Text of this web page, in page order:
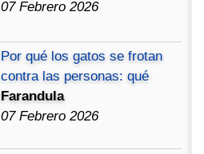
07 Febrero 2026
Por qué los gatos se frotan
contra las personas: qué
Farandula
07 Febrero 2026